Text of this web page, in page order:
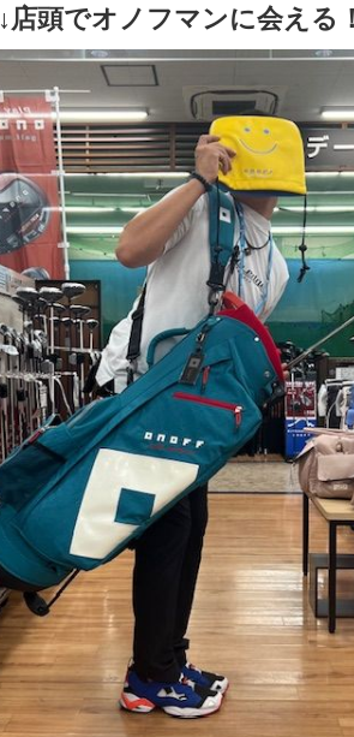
↓店頭でオノフマンに会える